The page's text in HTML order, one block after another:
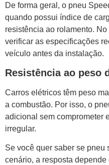
De forma geral, o pneu
quando possui índice de
resistência ao rolamento. No
verificar as especificações
veículo antes da instalação.
Resistência ao peso
Carros elétricos têm peso
a combustão. Por isso, o
adicional sem comprometer
irregular.
Se você quer saber se
cenário, a resposta